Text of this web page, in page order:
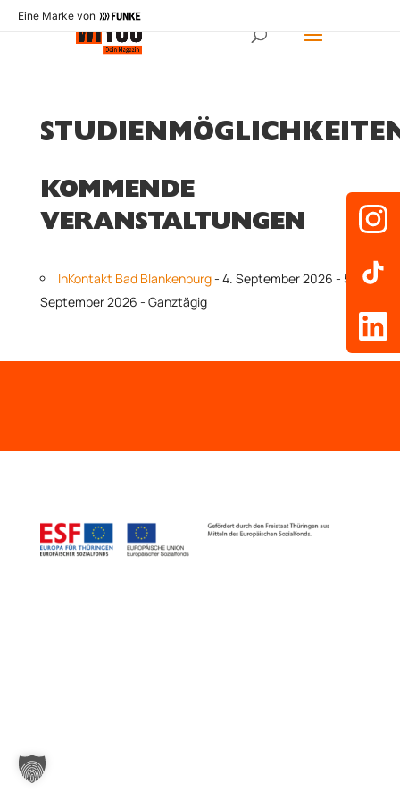
Eine Marke von
KOMMENDE
VERANSTALTUNGEN
InKontakt Bad Blankenburg- 4. September 2026 - 5.
September 2026 - Ganztägig